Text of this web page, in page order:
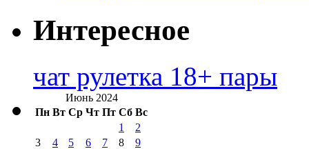
Интересное
чат рулетка 18+ пары
Июнь 2024
Пн Вт Ср Чт Пт Сб Вс
1
2
3
4 5 6 7 8
9